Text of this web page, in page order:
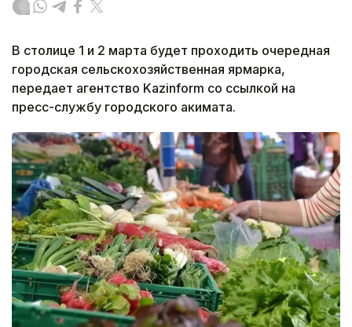
В столице 1 и 2 марта будет проходить очередная
городская сельскохозяйственная ярмарка,
передает агентство Kazinform со ссылкой на
пресс-службу городского акимата.